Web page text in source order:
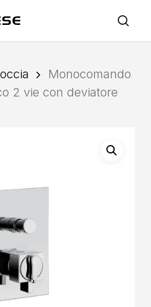
Monocomando
2 vie con deviatore